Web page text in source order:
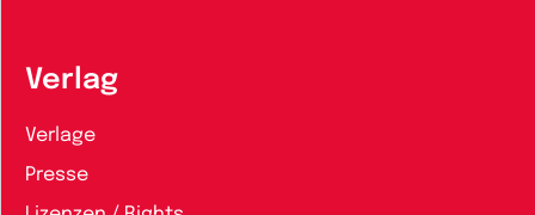
Verlag
Verlage
Presse